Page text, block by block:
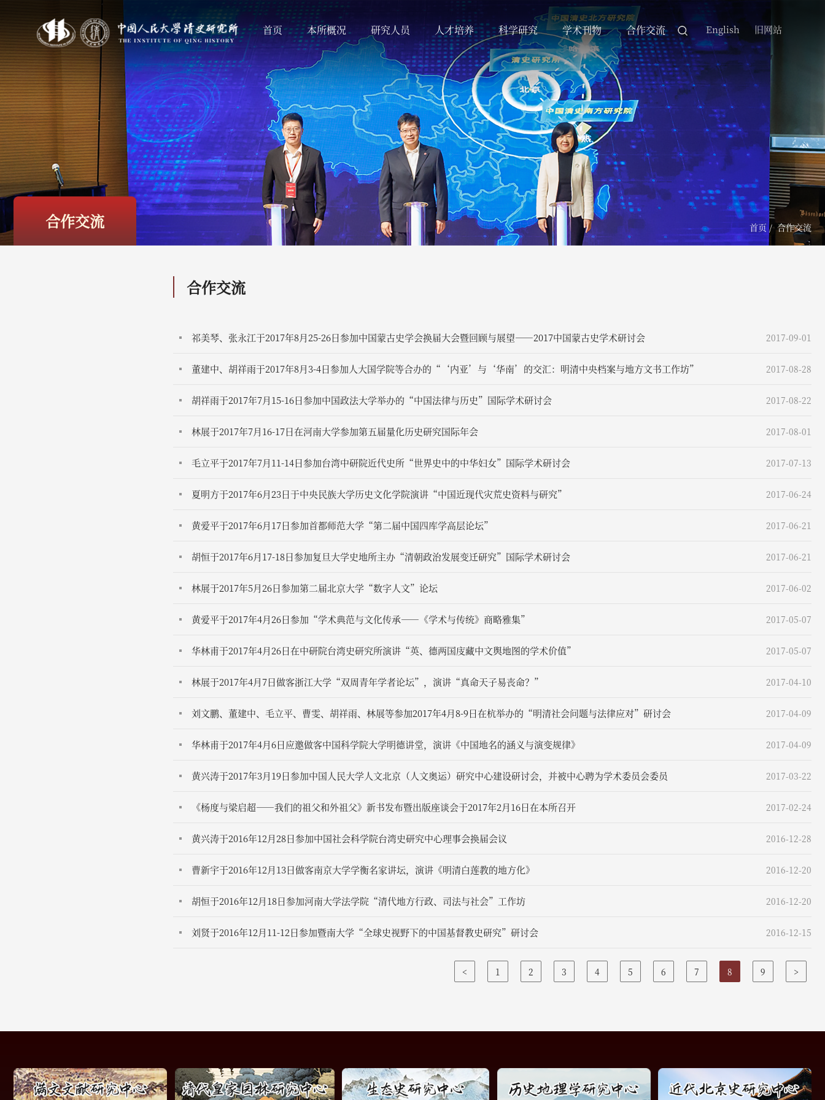
首页 本所概况 研究人员 人才培养 科学研究 学术刊物 合作交流 English 旧网站
合作交流 首页 /合作交流
合作交流
祁美琴、张永江于2017年8月25-26日参加中国蒙古史学会换届大会暨回顾与展望——2017中国蒙古史学术研讨会 2017-09-01
董建中、胡祥雨于2017年8月3-4日参加人大国学院等合办的“‘内亚’与‘华南’的交汇：明清中央档案与地方文书工作坊” 2017-08-28
胡祥雨于2017年7月15-16日参加中国政法大学举办的“中国法律与历史”国际学术研讨会 2017-08-22
林展于2017年7月16-17日在河南大学参加第五届量化历史研究国际年会 2017-08-01
毛立平于2017年7月11-14日参加台湾中研院近代史所“世界史中的中华妇女”国际学术研讨会 2017-07-13
夏明方于2017年6月23日于中央民族大学历史文化学院演讲“中国近现代灾荒史资料与研究” 2017-06-24
黄爱平于2017年6月17日参加首都师范大学“第二届中国四库学高层论坛” 2017-06-21
胡恒于2017年6月17-18日参加复旦大学史地所主办“清朝政治发展变迁研究”国际学术研讨会 2017-06-21
林展于2017年5月26日参加第二届北京大学“数字人文”论坛 2017-06-02
黄爱平于2017年4月26日参加“学术典范与文化传承——《学术与传统》商略雅集” 2017-05-07
华林甫于2017年4月26日在中研院台湾史研究所演讲“英、德两国庋藏中文舆地图的学术价值” 2017-05-07
林展于2017年4月7日做客浙江大学“双周青年学者论坛”，演讲“真命天子易丧命？” 2017-04-10
刘文鹏、董建中、毛立平、曹雯、胡祥雨、林展等参加2017年4月8-9日在杭举办的“明清社会问题与法律应对”研讨会 2017-04-09
华林甫于2017年4月6日应邀做客中国科学院大学明德讲堂，演讲《中国地名的涵义与演变规律》 2017-04-09
黄兴涛于2017年3月19日参加中国人民大学人文北京（人文奥运）研究中心建设研讨会，并被中心聘为学术委员会委员 2017-03-22
《杨度与梁启超——我们的祖父和外祖父》新书发布暨出版座谈会于2017年2月16日在本所召开 2017-02-24
黄兴涛于2016年12月28日参加中国社会科学院台湾史研究中心理事会换届会议 2016-12-28
曹新宇于2016年12月13日做客南京大学学衡名家讲坛，演讲《明清白莲教的地方化》 2016-12-20
胡恒于2016年12月18日参加河南大学法学院“清代地方行政、司法与社会”工作坊 2016-12-20
刘贤于2016年12月11-12日参加暨南大学“全球史视野下的中国基督教史研究”研讨会 2016-12-15
< 1 2 3 4 5 6 7 8 9 >